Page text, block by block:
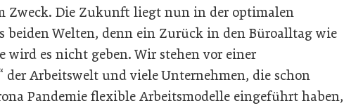
Zweck. Die Zukunft liegt nun in der optimalen
beiden Welten, denn ein Zurück in den Büroalltag wie
wird es nicht geben. Wir stehen vor einer
der Arbeitswelt und viele Unternehmen, die schon
Pandemie flexible Arbeitsmodelle eingeführt haben,